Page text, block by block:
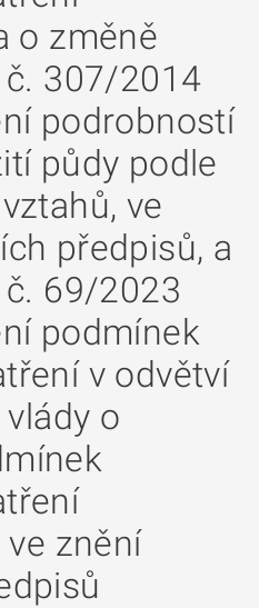
o změně
č. 307/2014
podrobností
půdy podle
ve
předpisů, a
69/2023
podmínek
v odvětví
o
znění